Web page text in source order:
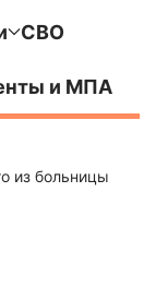
СВО
и МПА
из больницы